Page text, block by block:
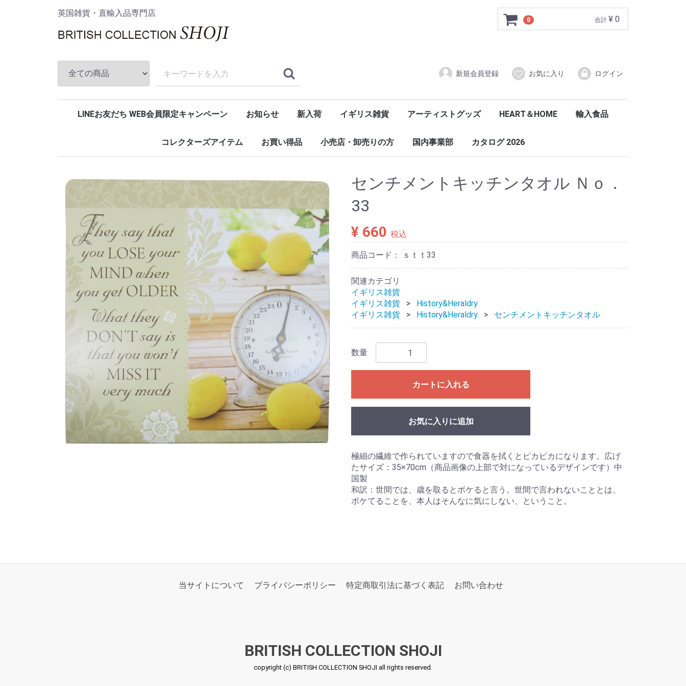
英国雑貨・直輸入品専門店
0 合計 ¥ 0
新規会員登録 お気に入り ログイン
LINEお友だち WEB会員限定キャンペーン お知らせ 新入荷 イギリス雑貨
ハウスオブデザスター
雑貨
マグネット
食器
アパレル
オリンピック
History&Heraldry ウォッチオーバーブードゥー
センチメントキッチンタオル
ジッパーパル
ロイヤルベビー
アーティストグッズ
BEATLES
ローリングストーンズ
oasis
QUEEN
DEAVID BOWIE
sex pistols
その他ミュージシャン
HEART＆HOME
Hallmark
Ｈ＆Ｈ
輸入食品
コレクターズアイテム お買い得品 小売店・卸売りの方 国内事業部 カタログ 2026
センチメントキッチンタオル Ｎｏ．
33
¥ 660 税込
商品コード： ｓｔｔ33
関連カテゴリ
イギリス雑貨
イギリス雑貨
History&Heraldry
イギリス雑貨
History&Heraldry センチメントキッチンタオル
数量
カートに入れる
お気に入りに追加
極細の繊維で作られていますので食器を拭くとピカピカになります。広げ
たサイズ：35×70cm（商品画像の上部で対になっているデザインです）中
国製
和訳：世間では、歳を取るとボケると言う。世間で言われないこととは、
ボケてることを、本人はそんなに気にしない、ということ。
当サイトについて プライバシーポリシー 特定商取引法に基づく表記 お問い合わせ
BRITISH COLLECTION SHOJI
copyright (c) BRITISH COLLECTION SHOJI all rights reserved.